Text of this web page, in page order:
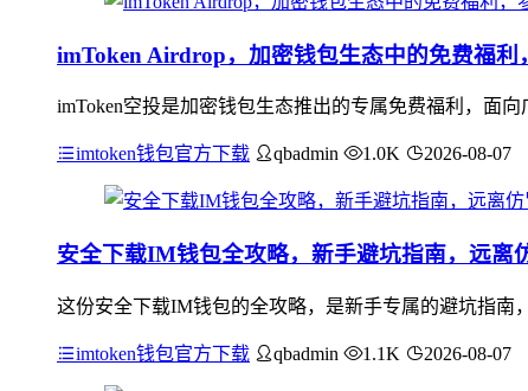
imToken Airdrop，加密钱包生态中的免费福利
imToken空投是加密钱包生态推出的专属免费福利，面
imtoken钱包官方下载 qbadmin 1.0K 2026-08-07
安全下载IM钱包全攻略，新手避坑指南，远离
这份安全下载IM钱包的全攻略，是新手专属的避坑指南
imtoken钱包官方下载 qbadmin 1.1K 2026-08-07